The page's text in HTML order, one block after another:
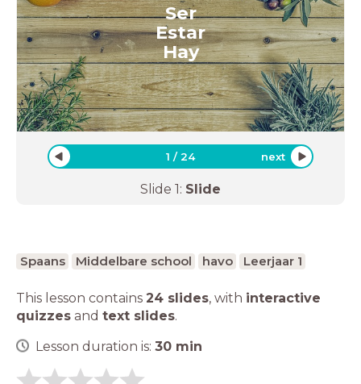
Ser
Estar
Hay
1 /24 next
Slide 1: Slide
Spaans Middelbare school havo Leerjaar 1
This lesson contains 24 slides, with interactive
quizzes and text slides.
Lesson duration is: 30 min